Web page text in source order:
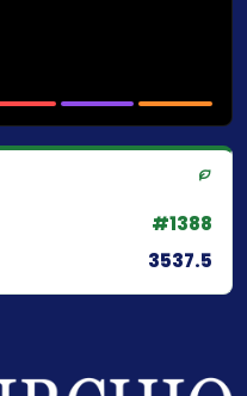
#1388
3537.5